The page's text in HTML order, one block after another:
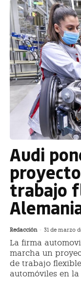
Audi
trabajo
Redacción - 31 de marzo
La firma
marcha un
de trabajo
automóviles en la